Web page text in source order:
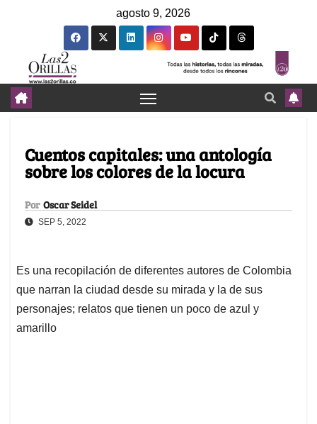
agosto 9, 2026
Cuentos capitales: una antología
sobre los colores de la locura
Por Oscar Seidel
SEP 5, 2022
Es una recopilación de diferentes autores de Colombia
que narran la ciudad desde su mirada y la de sus
personajes; relatos que tienen un poco de azul y
amarillo